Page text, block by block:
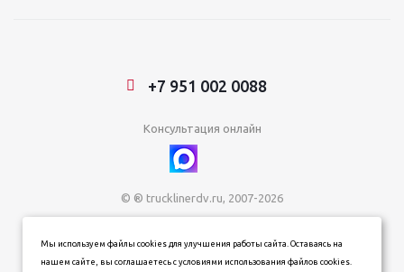
+7 951 002 0088
Консультация онлайн
© ® trucklinerdv.ru, 2007-2026
ИНН 253612854202
ОГРН 320253600063402
Мы используем файлы cookies для улучшения работы сайта. Оставаясь на
нашем сайте, вы соглашаетесь с условиями использования файлов cookies.